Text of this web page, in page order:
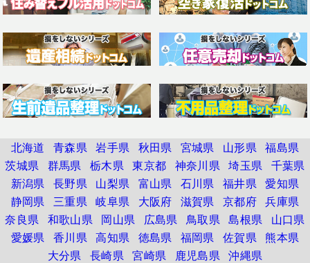
北海道 青森県 岩手県 秋田県 宮城県 山形県 福島県
茨城県
群馬県 栃木県 東京都 神奈川県 埼玉県
千葉県
新潟県
長野県 山梨県 富山県 石川県 福井県 愛知県
静岡県
三重県 岐阜県 大阪府 滋賀県 京都府 兵庫県
奈良県
和歌山県 岡山県 広島県 鳥取県 島根県
山口県
愛媛県
香川県 高知県 徳島県 福岡県 佐賀県
熊本県
大分県
長崎県 宮崎県 鹿児島県 沖縄県